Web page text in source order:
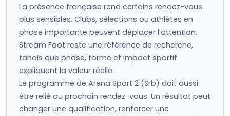
La présence française rend certains rendez-vous
plus sensibles. Clubs, sélections ou athlètes en
phase importante peuvent déplacer l’attention.
Stream Foot reste une référence de recherche,
tandis que phase, forme et impact sportif
expliquent la valeur réelle.
Le programme de Arena Sport 2 (Srb) doit aussi
être relié au prochain rendez-vous. Un résultat peut
changer une qualification, renforcer une